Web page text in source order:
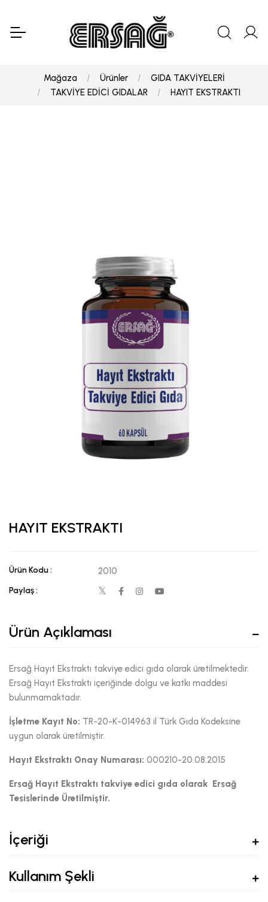
Mağaza Ürünler
GIDA TAKVİYELERİ
TAKVİYE EDİCİ GIDALAR
HAYIT EKSTRAKTI
HAYIT EKSTRAKTI
Ürün Kodu : 2010
Paylaş :
Ürün Açıklaması
Ersağ Hayıt Ekstraktı takviye edici gıda olarak üretilmektedir.
Ersağ Hayıt Ekstraktı içeriğinde dolgu ve katkı maddesi
bulunmamaktadır.
İşletme Kayıt No: TR-20-K-014963 il Türk Gıda Kodeksine
uygun olarak üretilmiştir.
Hayıt Ekstraktı Onay Numarası: 000210-20.08.2015
Ersağ Hayıt Ekstraktı takviye edici gıda olarak Ersağ
Tesislerinde Üretilmiştir.
İçeriği
Kullanım Şekli